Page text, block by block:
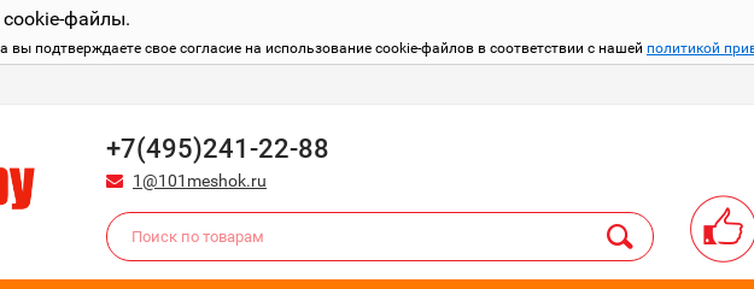
cookie-файлы.
вы подтверждаете свое согласие на использование cookie-файлов в соответствии с нашей политикой
+7(495)241-22-88
1@101meshok.ru